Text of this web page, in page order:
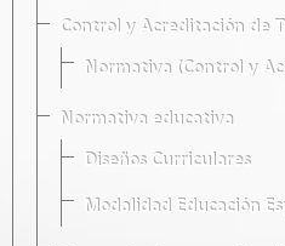
Control y Acreditación de
Normativa (Control y
Normativa educativa
Diseños Curriculares
Modalidad Educación